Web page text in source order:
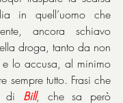
in quell’uomo che
ancora schiavo
droga, tanto da non
lo accusa, al minimo
sempre tutto. Frasi che
di Bill, che sa però